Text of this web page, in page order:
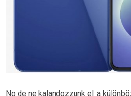
No de ne kalandozzunk el: a